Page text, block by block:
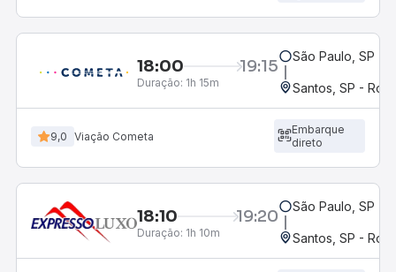
18:00 19:15
Duração: 1h 15m
São Paulo, SP -
Santos, SP -
9,0 Viação Cometa
Embarque
direto
18:10 19:20
Duração: 1h 10m
São Paulo, SP -
Santos, SP -